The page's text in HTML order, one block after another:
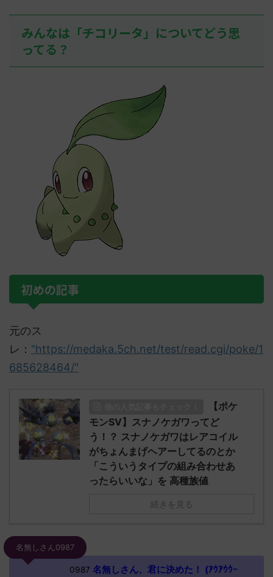
みんなは「チコリータ」についてどう思
ってる？
初めの記事
元のス
レ： "https://medaka.5ch.net/test/read.cgi/poke/1
685628464/"
【ポケ
モンSV】スナノケガワってど
う！？ スナノケガワはレアコイル
がちょんまげヘアーしてるのとか
「こういうタイプの組み合わせあ
ったらいいな」を 高種族値
続きを見る
名無しさん0987
0987 名無しさん、君に決めた！ (ｱｳｱｳｳｰ